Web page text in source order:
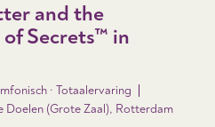
and the
Secrets™ in
· Totaalervaring
Doelen (Grote Zaal), Rotterdam